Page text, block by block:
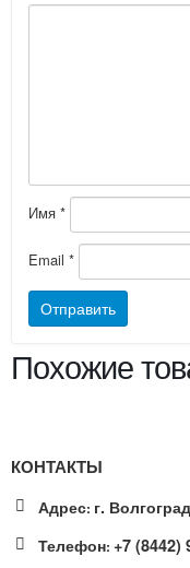
Имя *
Email *
Похожие
КОНТАКТЫ
Адрес: г.
Телефон: +7 (8442)